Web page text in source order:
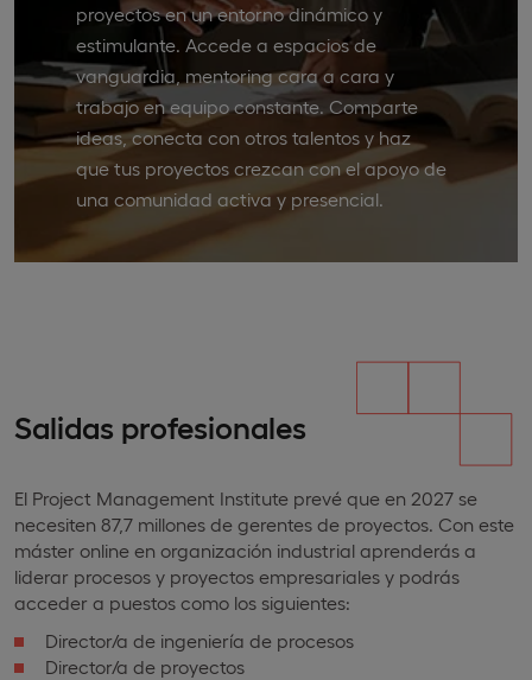
proyectos en un entorno dinámico y
estimulante. Accede a espacios de
vanguardia, mentoring cara a cara y
trabajo en equipo constante. Comparte
ideas, conecta con otros talentos y haz
que tus proyectos crezcan con el apoyo de
una comunidad activa y presencial.
Salidas profesionales
El Project Management Institute prevé que en 2027 se
necesiten 87,7 millones de gerentes de proyectos. Con este
máster online en organización industrial aprenderás a
liderar procesos y proyectos empresariales y podrás
acceder a puestos como los siguientes:
Director/a de ingeniería de procesos
Director/a de proyectos